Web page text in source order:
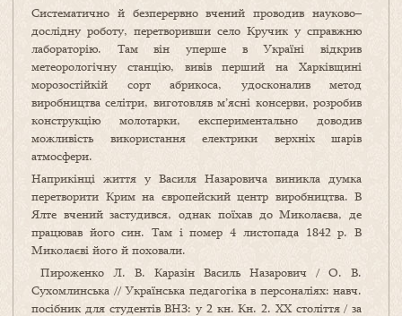
Систематично й безперервно вчений проводив науково–
дослідну роботу, перетворивши село Кручик у справжню
лабораторію. Там він уперше в Україні відкрив
метеорологічну станцію, вивів перший на Харківщині
морозостійкій сорт абрикоса, удосконалив метод
виробництва селітри, виготовляв м’ясні консерви, розробив
конструкцію молотарки, експериментально доводив
можливість використання електрики верхніх шарів
атмосфери.
Наприкінці життя у Василя Назаровича виникла думка
перетворити Крим на європейский центр виробництва. В
Ялте вчений застудився, однак поїхав до Миколаєва, де
працював його син. Там і помер 4 листопада 1842 р. В
Миколаєві його й поховали.
Пироженко Л. В. Каразін Василь Назарович / О. В.
Сухомлинська // Українська педагогіка в персоналіях: навч.
посібник для студентів ВНЗ: у 2 кн. Кн. 2. ХХ століття / за